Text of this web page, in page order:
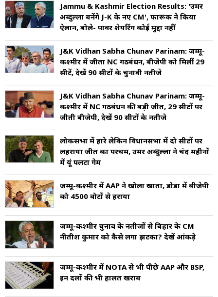
Jammu & Kashmir Election Results: 'उमर
अब्दुल्ला बनेंगे J-K के नए CM', फारूक ने किया
ऐलान, बोले- पावर शेयरिंग कोई मुद्दा नहीं
J&K Vidhan Sabha Chunav Parinam: जम्मू-
कश्मीर में जीता NC गठबंधन, बीजेपी को मिलीं 29
सीटें, देखें 90 सीटों के चुनावी नतीजे
J&K Vidhan Sabha Chunav Parinam: जम्मू-
कश्मीर में NC गठबंधन की बड़ी जीत, 29 सीटों पर
जीती बीजेपी, देखें 90 सीटों के नतीजे
लोकसभा में हारे लेकिन विधानसभा में दो सीटों पर
लहराया जीत का परचम, उमर अब्दुल्ला ने चंद महीनों
में यूं पलटा गेम
जम्मू-कश्मीर में AAP ने खोला खाता, डोडा में बीजेपी
को 4500 वोटों से हराया
जम्मू-कश्मीर चुनाव के नतीजों से बिहार के CM
नीतीश कुमार को कैसे लगा झटका? देखें आंकड़े
जम्मू-कश्मीर में NOTA से भी पीछे AAP और BSP,
इन दलों की भी हालत खराब